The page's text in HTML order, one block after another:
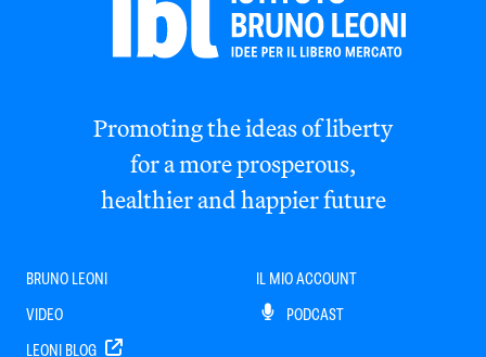
Promoting the ideas of liberty
for a more prosperous,
healthier and happier future
BRUNO LEONI
VIDEO
LEONI BLOG
IL MIO ACCOUNT
PODCAST